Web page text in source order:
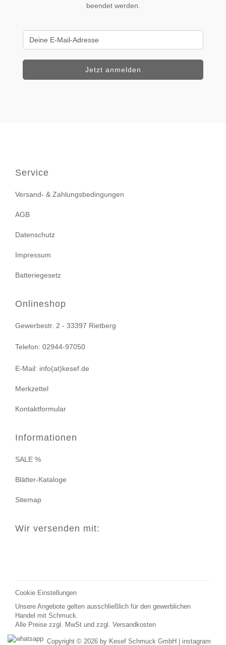
beendet werden.
Service
Versand- & Zahlungsbedingungen
AGB
Datenschutz
Impressum
Batteriegesetz
Onlineshop
Gewerbestr. 2 - 33397 Rietberg
Telefon: 02944-97050
E-Mail: info(at)kesef.de
Merkzettel
Kontaktformular
Informationen
SALE %
Blätter-Kataloge
Sitemap
Wir versenden mit:
Cookie Einstellungen
Unsere Angebote gelten ausschließlich für den gewerblichen
Handel mit Schmuck.
Alle Preise zzgl. MwSt und zzgl. Versandkosten
Copyright © 2026 by Kesef Schmuck GmbH | instagram